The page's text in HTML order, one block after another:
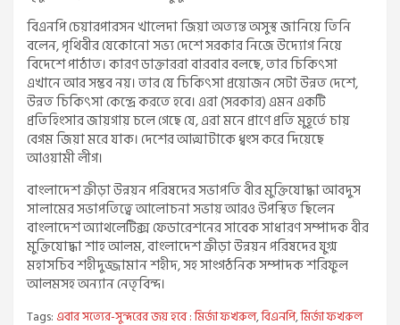
বিএনপি চেয়ারপারসন খালেদা জিয়া অত্যন্ত অসুস্থ জানিয়ে তিনি
বলেন, পৃথিবীর যেকোনো সভ্য দেশে সরকার নিজে উদ্যোগ নিয়ে
বিদেশে পাঠাত। কারণ ডাক্তাররা বারবার বলছে, তার চিকিৎসা
এখানে আর সম্ভব নয়। তার যে চিকিৎসা প্রয়োজন সেটা উন্নত দেশে,
উন্নত চিকিৎসা কেন্দ্রে করতে হবে। এরা (সরকার) এমন একটি
প্রতিহিংসার জায়গায় চলে গেছে যে, এরা মনে প্রাণে প্রতি মুহূর্তে চায়
বেগম জিয়া মরে যাক। দেশের আত্মাটাকে ধ্বংস করে দিয়েছে
আওয়ামী লীগ।
বাংলাদেশ ক্রীড়া উন্নয়ন পরিষদের সভাপতি বীর মুক্তিযোদ্ধা আবদুস
সালামের সভাপতিত্বে আলোচনা সভায় আরও উপস্থিত ছিলেন
বাংলাদেশ অ্যাথলেটিক্স ফেডারেশনের সাবেক সাধারণ সম্পাদক বীর
মুক্তিযোদ্ধা শাহ আলম, বাংলাদেশ ক্রীড়া উন্নয়ন পরিষদের যুগ্ম
মহাসচিব শহীদুজ্জামান শহীদ, সহ সাংগঠনিক সম্পাদক শরিফুল
আলমসহ অন্যান নেতৃবিন্দ।
Tags: এবার সত্যের-সুন্দরের জয় হবে : মির্জা ফখরুল,বিএনপি,মির্জা ফখরুল